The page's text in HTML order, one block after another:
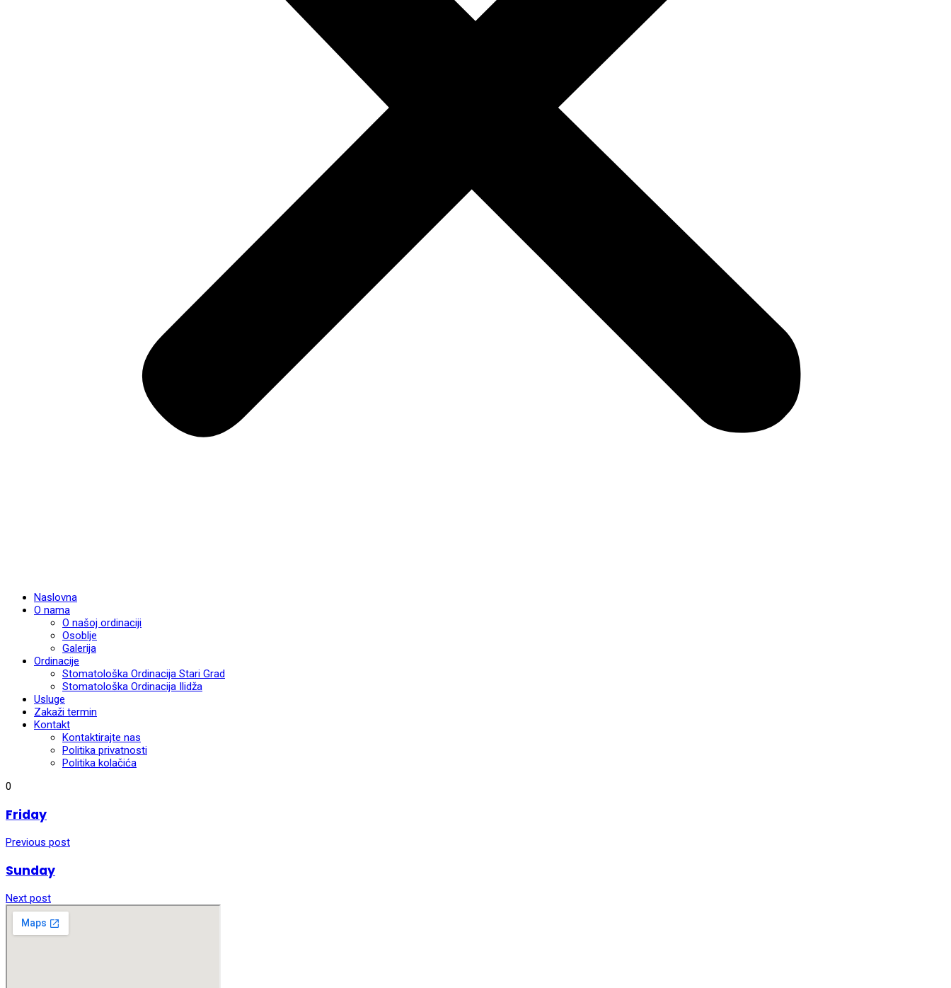
Naslovna
O nama
O našoj ordinaciji
Osoblje
Galerija
Ordinacije
Stomatološka Ordinacija Stari Grad
Stomatološka Ordinacija Ilidža
Usluge
Zakaži termin
Kontakt
Kontaktirajte nas
Politika privatnosti
Politika kolačića
0
Friday
Previous post
Sunday
Next post